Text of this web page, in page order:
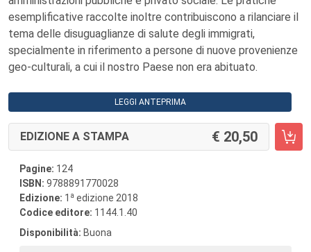
esemplificative raccolte inoltre contribuiscono a rilanciare il
tema delle disuguaglianze di salute degli immigrati,
specialmente in riferimento a persone di nuove provenienze
geo-culturali, a cui il nostro Paese non era abituato.
LEGGI ANTEPRIMA
EDIZIONE A STAMPA 20,50
Pagine: 124
ISBN: 9788891770028
Edizione: 1 a edizione 2018
Codice editore: 1144.1.40
Disponibilità: Buona